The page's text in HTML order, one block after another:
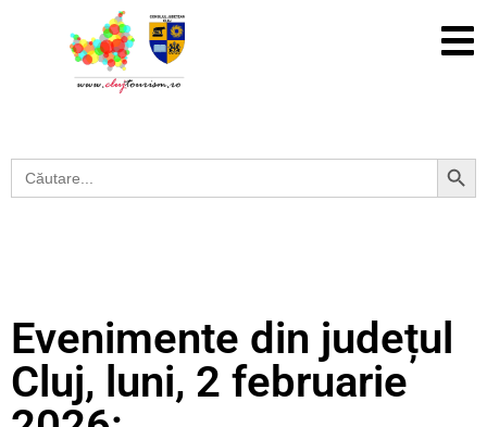
Search
for:
Search Button
Evenimente din județul
Cluj, luni, 2 februarie